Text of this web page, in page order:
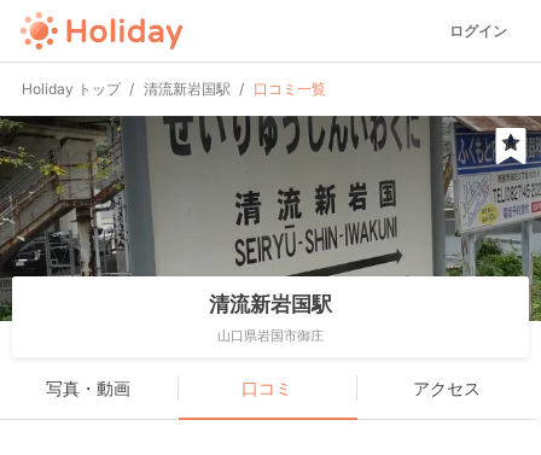
ログイン
Holiday トップ 清流新岩国駅 口コミ一覧
清流新岩国駅
山口県岩国市御庄
写真・動画 口コミ アクセス